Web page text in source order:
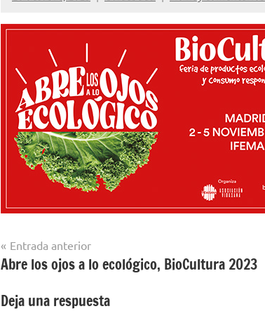
Navegación
de
entradas
Entrada anterior
Abre los ojos a lo ecológico, BioCultura 2023
Deja una respuesta